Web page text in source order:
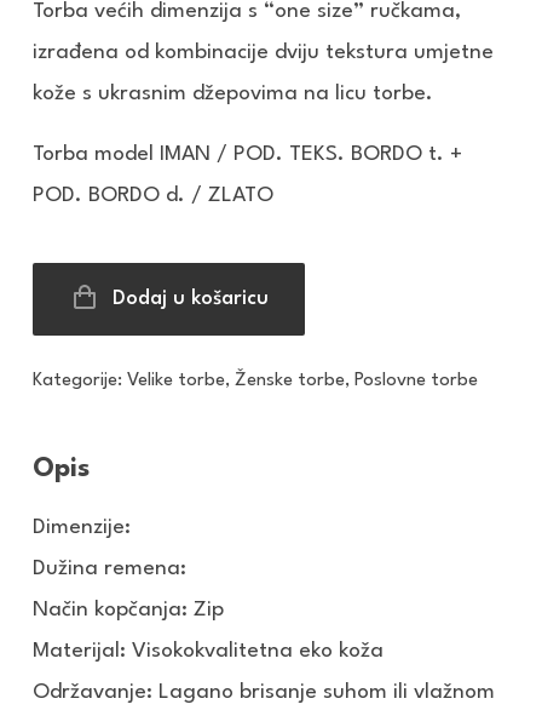
Torba većih dimenzija s “one size” ručkama,
izrađena od kombinacije dviju tekstura umjetne
kože s ukrasnim džepovima na licu torbe.
Torba model IMAN / POD. TEKS. BORDO t. +
POD. BORDO d. / ZLATO
Dodaj u košaricu
Kategorije: Velike torbe, Ženske torbe, Poslovne torbe
Opis
Dimenzije:
Dužina remena:
Način kopčanja: Zip
Materijal: Visokokvalitetna eko koža
Održavanje: Lagano brisanje suhom ili vlažnom